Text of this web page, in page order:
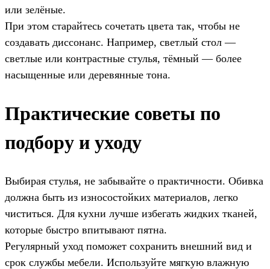
или зелёные.
При этом старайтесь сочетать цвета так, чтобы не
создавать диссонанс. Например, светлый стол —
светлые или контрастные стулья, тёмный — более
насыщенные или деревянные тона.
Практические советы по
подбору и уходу
Выбирая стулья, не забывайте о практичности. Обивка
должна быть из износостойких материалов, легко
чиститься. Для кухни лучше избегать жидких тканей,
которые быстро впитывают пятна.
Регулярный уход поможет сохранить внешний вид и
срок службы мебели. Используйте мягкую влажную